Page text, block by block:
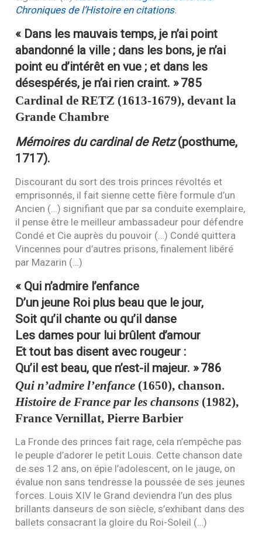
Chroniques de l’Histoire en citations.
« Dans les mauvais temps, je n’ai point
abandonné la ville ; dans les bons, je n’ai
point eu d’intérêt en vue ; et dans les
désespérés, je n’ai rien craint. »785
Cardinal deRETZ (1613-1679), devant la
Grande Chambre
Mémoires du cardinal de Retz(posthume,
1717).
Discourant du sort des trois princes révoltés et
emprisonnés, il fait sienne cette fière formule d’un
Ancien (…) signifiant que par sa conduite exemplaire,
il pense être le meilleur ambassadeur pour défendre
Condé et Cie auprès du pouvoir (…) Condé quittera
Vincennes pour d’autres prisons, finalement libéré
par Mazarin (…)
« Qui n’admire l’enfance
D’un jeune Roi plus beau que le jour,
Soit qu’il chante ou qu’il danse
Les dames pour lui brûlent d’amour
Et tout bas disent avec rougeur :
Qu’il est beau, que n’est-il majeur. »786
Qui n’admire l’enfance (1650), chanson.
Histoire de France par les chansons (1982),
France Vernillat, Pierre Barbier
La Fronde des princes fait rage, cela n’empêche pas
le peuple d’adorer le petit Louis. Cette chanson date
de ses 12 ans, on épie l’adolescent, on le jauge, on
évalue non sans tendresse la poussée de ses jeunes
forces. Louis XIV le Grand deviendra l’un des plus
brillants danseurs de son siècle, s’exhibant dans des
ballets consacrant la gloire du Roi-Soleil (…)